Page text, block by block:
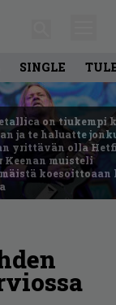
SINGLE
on tiukempi
ja te haluatte
yrittävän olla
Keenan muisteli